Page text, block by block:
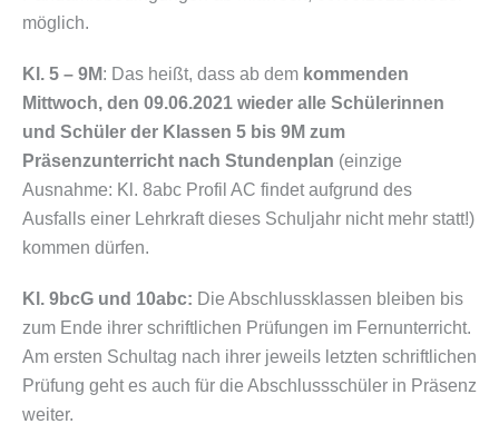
möglich.
Kl. 5 – 9M: Das heißt, dass ab demkommenden
Mittwoch, den 09.06.2021 wieder alle Schülerinnen
und Schüler der Klassen 5 bis 9M zum
Präsenzunterricht nach Stundenplan (einzige
Ausnahme: Kl. 8abc Profil AC findet aufgrund des
Ausfalls einer Lehrkraft dieses Schuljahr nicht mehr statt!)
kommen dürfen.
Kl. 9bcG und 10abc: Die Abschlussklassen bleiben bis
zum Ende ihrer schriftlichen Prüfungen im Fernunterricht.
Am ersten Schultag nach ihrer jeweils letzten schriftlichen
Prüfung geht es auch für die Abschlussschüler in Präsenz
weiter.